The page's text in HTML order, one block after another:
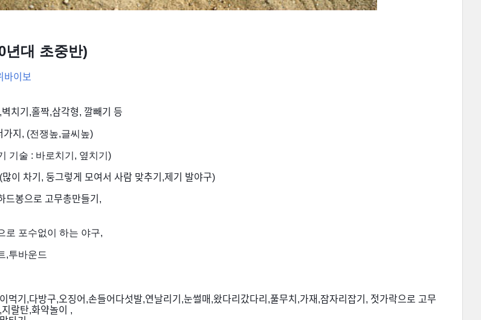
년대 초중반)
바이보
치기,홀짝,삼각형, 깔빼기 등
지 , (전쟁높,글씨높)
기술 : 바로치기, 옆치기)
이 차기, 둥그렇게 모여서 사람 맞추기,제기 발야구)
드봉으로 고무총만들기 ,
로 포수없이 하는 야구,
,투바운드
먹기 ,다방구,오징어 ,손들어다섯발,연날리기 ,눈썰매 ,왔다리갔다리 ,풀무치 ,가재 ,잠자리잡기 , 젓가락으로 고무
,지랄탄,화약놀이 ,